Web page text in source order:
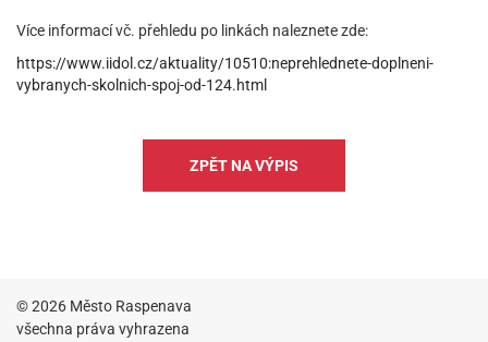
Více informací vč. přehledu po linkách naleznete zde:
https://www.iidol.cz/aktuality/10510:neprehlednete-doplneni-
vybranych-skolnich-spoj-od-124.html
ZPĚT NA VÝPIS
© 2026 Město Raspenava
všechna práva vyhrazena